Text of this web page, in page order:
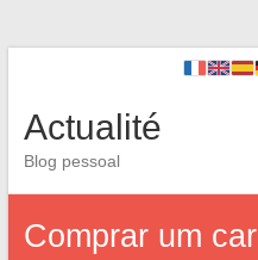
Actualité
Blog pessoal
Comprar um